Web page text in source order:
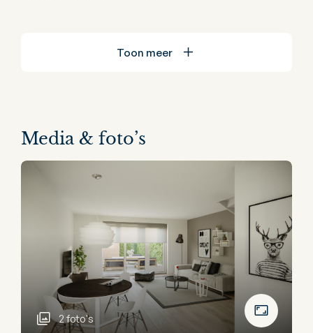
Toon meer
Media & foto’s
2 foto's